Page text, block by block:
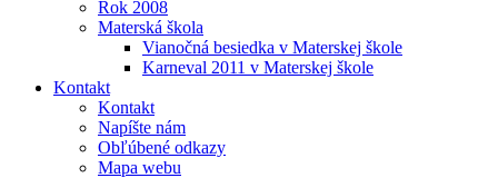
Rok 2008
Materská škola
Vianočná besiedka v Materskej škole
Karneval 2011 v Materskej škole
Kontakt
Kontakt
Napíšte nám
Obľúbené odkazy
Mapa webu